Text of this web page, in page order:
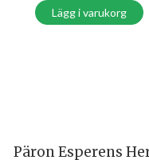
Lägg i varukorg
Päron Esperens